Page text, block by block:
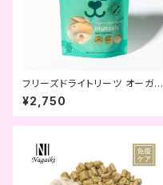
フリーズドライトリーツ オーガニ
ック緑イ貝 (GOURMATE)
¥2,750